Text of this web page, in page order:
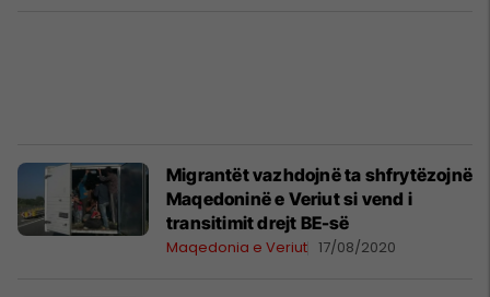
Migrantët vazhdojnë ta shfrytëzojnë
Maqedoninë e Veriut si vend i
transitimit drejt BE-së
Maqedonia e Veriut 17/08/2020